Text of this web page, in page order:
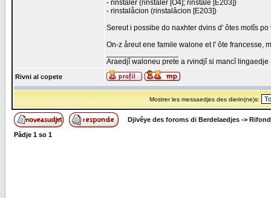
- rinstaler (rinstaler [O4]; rinstalé [E203])
- rinstalåcion (rinstalâcion [E203])
Sereut i possibe do naxhter dvins d' ôtes motîs
On-z åreut ene famile walone et l' ôte francesse,
Araedjî waloneu prete a rvindjî si mancî lingaedje
Rivni al copete
Mostrer les messaedjes des dierin(ne)s:
Djivêye des foroms di Berdelaedjes ->
Pådje 1 so 1